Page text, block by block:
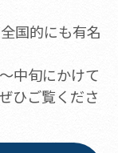
国的にも有名
中旬にかけて
ひご覧くださ